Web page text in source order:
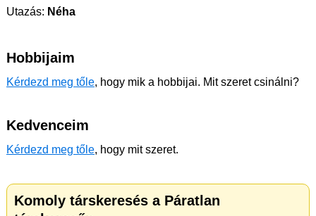
Utazás: Néha
Hobbijaim
Kérdezd meg tőle, hogy mik a hobbijai. Mit szeret csinálni?
Kedvenceim
Kérdezd meg tőle, hogy mit szeret.
Komoly társkeresés a Páratlan